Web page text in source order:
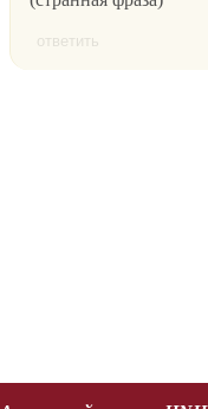
ответить